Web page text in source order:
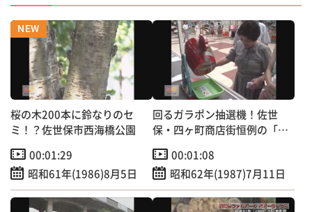
b
o
o
k
桜の木200本に鈴なりのセ
ミ！？佐世保市西海橋公園
00:01:29
昭和61年(1986)8月5日
回るガラポン抽選機！佐世
保・四ヶ町商店街恒例の「中
00:01:08
昭和62年(1987)7月11日